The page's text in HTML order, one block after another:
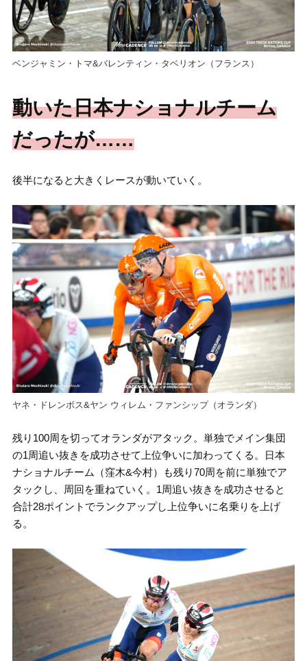
ベンジャミン・トマ&バレンティン・タベリオン（フランス）
動いた日本ナショナルチーム
だったが……
後半になると大きくレースが動いていく。
ヤネ・ドレンボス&ヤン ウィレム・ファンシップ（オランダ）
残り100周を切ってオランダがアタック。単独でメイン集団
の1周追い抜きを成功させて上位争いに加わってくる。日本
ナショナルチーム（窪木&今村）も残り70周を前に単独でア
タックし、周回を重ねていく。1周追い抜きを成功させると
合計28ポイントでランクアップし上位争いに名乗りを上げ
る。